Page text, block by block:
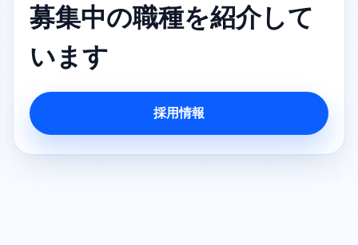
募集中の職種を紹介して
います
採用情報